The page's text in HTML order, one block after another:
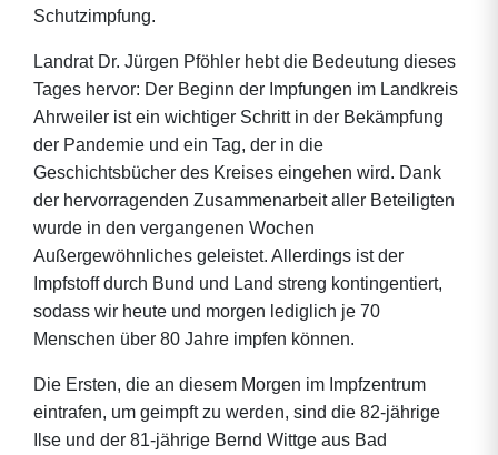
Schutzimpfung.
Landrat Dr. Jürgen Pföhler hebt die Bedeutung dieses
Tages hervor: Der Beginn der Impfungen im Landkreis
Ahrweiler ist ein wichtiger Schritt in der Bekämpfung
der Pandemie und ein Tag, der in die
Geschichtsbücher des Kreises eingehen wird. Dank
der hervorragenden Zusammenarbeit aller Beteiligten
wurde in den vergangenen Wochen
Außergewöhnliches geleistet. Allerdings ist der
Impfstoff durch Bund und Land streng kontingentiert,
sodass wir heute und morgen lediglich je 70
Menschen über 80 Jahre impfen können.
Die Ersten, die an diesem Morgen im Impfzentrum
eintrafen, um geimpft zu werden, sind die 82-jährige
Ilse und der 81-jährige Bernd Wittge aus Bad